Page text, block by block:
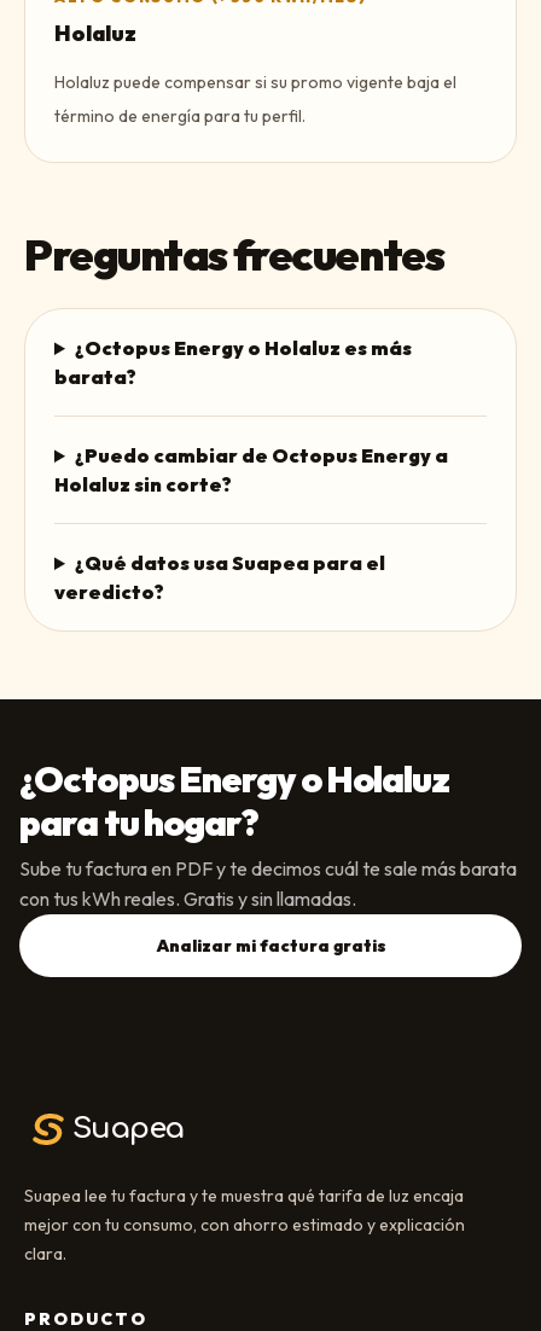
Holaluz
Holaluz puede compensar si su promo vigente baja el
término de energía para tu perfil.
Preguntas frecuentes
¿Octopus Energy o Holaluz es más
barata?
¿Puedo cambiar de Octopus Energy a
Holaluz sin corte?
¿Qué datos usa Suapea para el
veredicto?
¿Octopus EnergyoHolaluz
para tu hogar?
Sube tu factura en PDF y te decimos cuál te sale más barata
con tus kWh reales. Gratis y sin llamadas.
Analizar mi factura gratis
Suapea
Suapea lee tu factura y te muestra qué tarifa de luz encaja
mejor con tu consumo, con ahorro estimado y explicación
clara.
PRODUCTO